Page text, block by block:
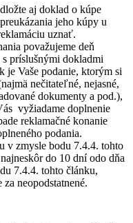
aj doklad o kúpe
jeho kúpy u
uznať.
považujeme deň
príslušnými dokladmi
je Vaše podanie, ktorým si
nečitateľné, nejasné,
dokumenty a pod.),
vyžiadame doplnenie
reklamačné konanie
podania.
v zmysle bodu 7.4.4. tohto
do 10 dní odo dňa
7.4.4. tohto článku,
neopodstatnené.